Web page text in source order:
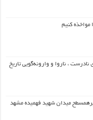
مواخذه کنیم
نادرست ، ناروا و وارونه‌گویی تاریخ
میدان شهید فهمیده مشهد